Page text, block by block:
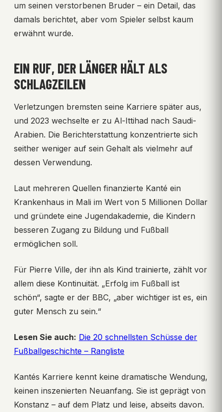
um seinen verstorbenen Bruder – ein Detail, das
damals berichtet, aber vom Spieler selbst kaum
erwähnt wurde.
EIN RUF, DER LÄNGER HÄLT ALS
SCHLAGZEILEN
Verletzungen bremsten seine Karriere später aus,
und 2023 wechselte er zu Al-Ittihad nach Saudi-
Arabien. Die Berichterstattung konzentrierte sich
seither weniger auf sein Gehalt als vielmehr auf
dessen Verwendung.
Laut mehreren Quellen finanzierte Kanté ein
Krankenhaus in Mali im Wert von 5 Millionen Dollar
und gründete eine Jugendakademie, die Kindern
besseren Zugang zu Bildung und Fußball
ermöglichen soll.
Für Pierre Ville, der ihn als Kind trainierte, zählt vor
allem diese Kontinuität. „Erfolg im Fußball ist
schön“, sagte er der BBC, „aber wichtiger ist es, ein
guter Mensch zu sein.“
Lesen Sie auch: Die 20 schnellsten Schüsse der
Fußballgeschichte – Rangliste
Kantés Karriere kennt keine dramatische Wendung,
keinen inszenierten Neuanfang. Sie ist geprägt von
Konstanz – auf dem Platz und leise, abseits davon.